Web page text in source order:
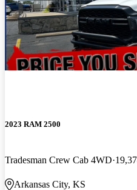
2023 RAM 2500
Tradesman Crew Cab 4WD
Arkansas City, KS